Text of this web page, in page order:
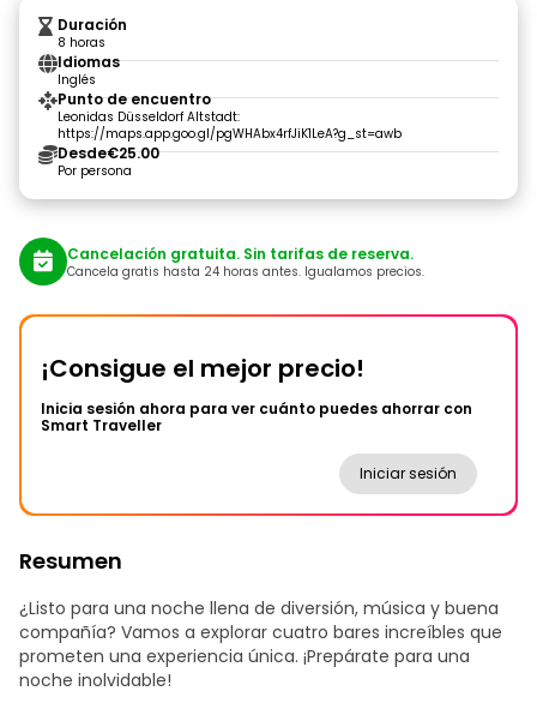
Duración
8 horas
Idiomas
Inglés
Punto de encuentro
Leonidas Düsseldorf Altstadt:
https://maps.app.goo.gl/pgWHAbx4rfJiK1LeA?g_st=awb
Desde€25.00
Por persona
Cancelación gratuita. Sin tarifas de reserva.
Cancela gratis hasta 24 horas antes. Igualamos precios.
¡Consigue el mejor precio!
Inicia sesión ahora para ver cuánto puedes ahorrar con
Smart Traveller
Iniciar sesión
Resumen
¿Listo para una noche llena de diversión, música y buena
compañía? Vamos a explorar cuatro bares increíbles que
prometen una experiencia única. ¡Prepárate para una
noche inolvidable!